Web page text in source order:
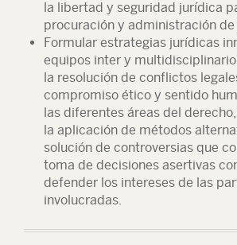
la libertad y seguridad jurídica
procuración y administración
Formular estrategias jurídicas
equipos inter y
la resolución de conflictos
compromiso ético y sentido
las diferentes áreas del
la aplicación de métodos
solución de controversias que
toma de decisiones asertivas
defender los intereses de las
involucradas.